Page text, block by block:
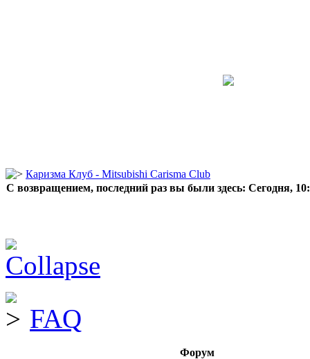
Каризма Клуб - Mitsubishi Carisma Club
С возвращением, последний раз вы были здесь: Сегодня,
FAQ
Форум